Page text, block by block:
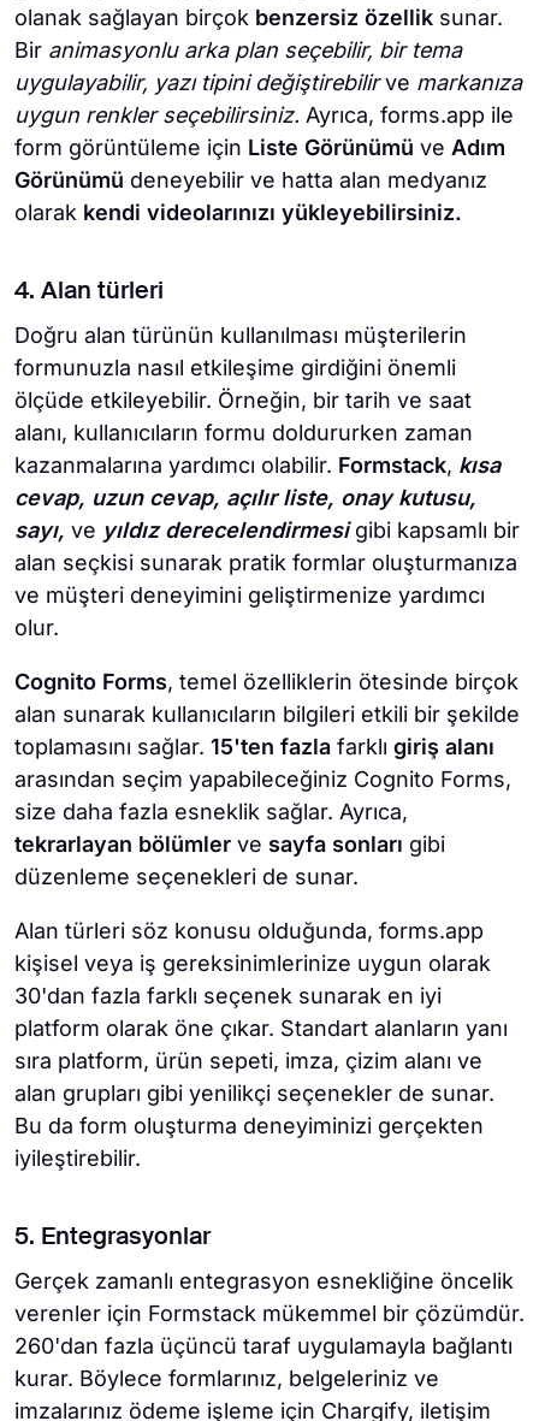
olanak sağlayan birçok benzersiz özellik sunar.
Bir animasyonlu arka plan seçebilir, bir tema
uygulayabilir, yazı tipini değiştirebilirve markanıza
uygun renkler seçebilirsiniz. Ayrıca, forms.app ile
form görüntüleme için Liste Görünümü ve Adım
Görünümü deneyebilir ve hatta alan medyanız
olarak kendi videolarınızı yükleyebilirsiniz.
4. Alan türleri
Doğru alan türünün kullanılması müşterilerin
formunuzla nasıl etkileşime girdiğini önemli
ölçüde etkileyebilir. Örneğin, bir tarih ve saat
alanı, kullanıcıların formu doldururken zaman
kazanmalarına yardımcı olabilir. Formstack, kısa
cevap, uzun cevap, açılır liste, onay kutusu,
sayı, ve yıldız derecelendirmesigibi kapsamlı bir
alan seçkisi sunarak pratik formlar oluşturmanıza
ve müşteri deneyimini geliştirmenize yardımcı
olur.
Cognito Forms, temel özelliklerin ötesinde birçok
alan sunarak kullanıcıların bilgileri etkili bir şekilde
toplamasını sağlar. 15'ten fazla farklı giriş alanı
arasından seçim yapabileceğiniz Cognito Forms,
size daha fazla esneklik sağlar. Ayrıca,
tekrarlayan bölümler ve sayfa sonları gibi
düzenleme seçenekleri de sunar.
Alan türleri söz konusu olduğunda, forms.app
kişisel veya iş gereksinimlerinize uygun olarak
30'dan fazla farklı seçenek sunarak en iyi
platform olarak öne çıkar. Standart alanların yanı
sıra platform, ürün sepeti, imza, çizim alanı ve
alan grupları gibi yenilikçi seçenekler de sunar.
Bu da form oluşturma deneyiminizi gerçekten
iyileştirebilir.
5. Entegrasyonlar
Gerçek zamanlı entegrasyon esnekliğine öncelik
verenler için Formstack mükemmel bir çözümdür.
260'dan fazla üçüncü taraf uygulamayla bağlantı
kurar. Böylece formlarınız, belgeleriniz ve
imzalarınız ödeme işleme için Chargify, iletişim